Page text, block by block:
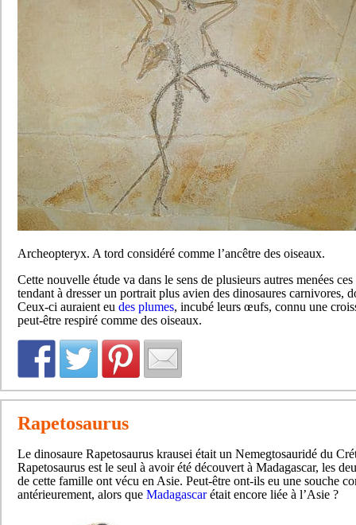
Archeopteryx. A tord considéré comme l’ancêtre des oiseaux.
Cette nouvelle étude va dans le sens de plusieurs autres menées
tendant à dresser un portrait plus avien des dinosaures carnivores,
Ceux-ci auraient eu des plumes, incubé leurs œufs, connu une
peut-être respiré comme des oiseaux.
Rapetosaurus
Le dinosaure Rapetosaurus krausei était un Nemegtosauridé du
Rapetosaurus est le seul à avoir été découvert à Madagascar, les
de cette famille ont vécu en Asie. Peut-être ont-ils eu une souche
antérieurement, alors que Madagascarétait encore liée à l’Asie ?